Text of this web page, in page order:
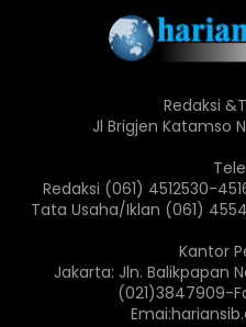
Redaksi
Jl Brigjen Katamso
Redaksi (061) 4512530-
Tata Usaha/Iklan (061)
Kantor
Jakarta: Jln. Balikpapan
(021)3847909-